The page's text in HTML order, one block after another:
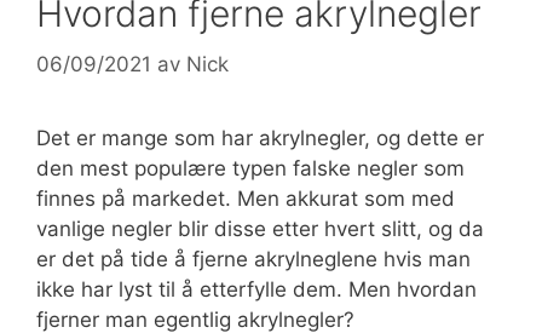
Hvordan fjerne akrylnegler
06/09/2021 av Nick
Det er mange som har akrylnegler, og dette er
den mest populære typen falske negler som
finnes på markedet. Men akkurat som med
vanlige negler blir disse etter hvert slitt, og da
er det på tide å fjerne akrylneglene hvis man
ikke har lyst til å etterfylle dem. Men hvordan
fjerner man egentlig akrylnegler?